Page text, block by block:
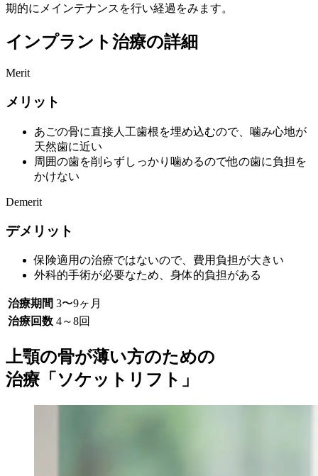
期的にメインテナンスを行い経過をみます。
インプラント治療の詳細
Merit
メリット
あごの骨に直接人工歯根を埋め込むので、噛み心地が
天然歯に近い
周囲の歯を削らずしっかり噛めるので他の歯に負担を
かけない
Demerit
デメリット
保険適用の治療ではないので、費用負担が大きい
外科的手術が必要なため、身体的負担がある
治療期間 3〜9ヶ月
治療回数 4～8回
上顎の骨が薄い方のための
治療「ソケットリフト」